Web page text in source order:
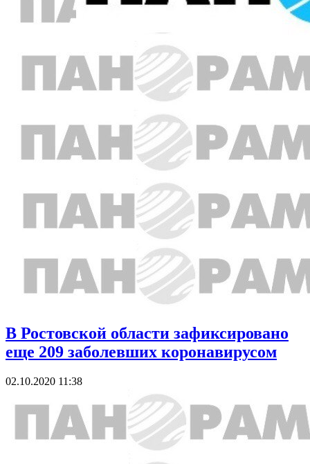
В Ростовской области зафиксировано
еще 209 заболевших коронавирусом
02.10.2020 11:38